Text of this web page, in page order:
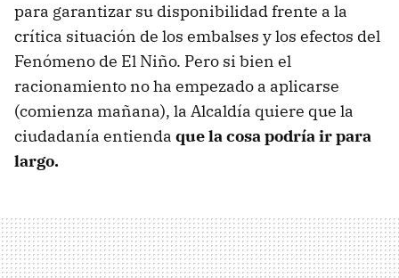
para garantizar su disponibilidad frente a la
crítica situación de los embalses y los efectos del
Fenómeno de El Niño. Pero si bien el
racionamiento no ha empezado a aplicarse
(comienza mañana), la Alcaldía quiere que la
ciudadanía entienda que la cosa podría ir para
largo.